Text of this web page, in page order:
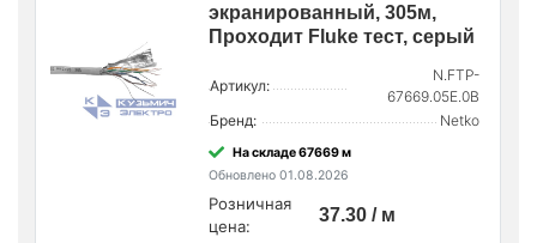
экранированный, 305м,
Проходит Fluke тест, серый
Артикул:
N.FTP-
67669.05E.0B
Бренд:
Netko
На складе 67669 м
Обновлено 01.08.2026
Розничная
цена:
37.30 / м